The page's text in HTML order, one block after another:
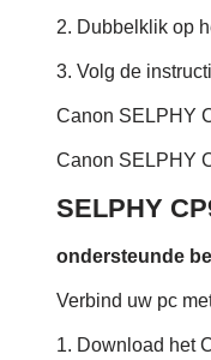
2. Dubbelklik op
3. Volg de
Canon SELPHY
Canon SELPHY
SELPHY
ondersteunde
Verbind uw pc
1. Download het